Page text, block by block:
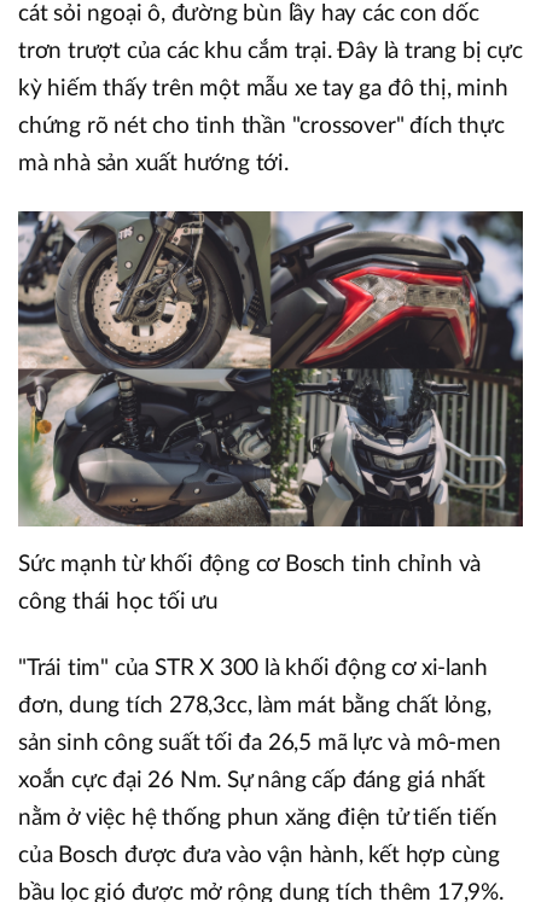
cát sỏi ngoại ô, đường bùn lầy hay các con dốc
trơn trượt của các khu cắm trại. Đây là trang bị cực
kỳ hiếm thấy trên một mẫu xe tay ga đô thị, minh
chứng rõ nét cho tinh thần "crossover" đích thực
mà nhà sản xuất hướng tới.
Sức mạnh từ khối động cơ Bosch tinh chỉnh và
công thái học tối ưu
"Trái tim" của STR X 300 là khối động cơ xi-lanh
đơn, dung tích 278,3cc, làm mát bằng chất lỏng,
sản sinh công suất tối đa 26,5 mã lực và mô-men
xoắn cực đại 26 Nm. Sự nâng cấp đáng giá nhất
nằm ở việc hệ thống phun xăng điện tử tiến tiến
của Bosch được đưa vào vận hành, kết hợp cùng
bầu lọc gió được mở rộng dung tích thêm 17,9%.